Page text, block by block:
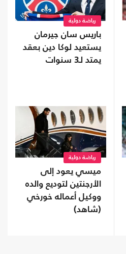
رياضة دولية
باريس سان جيرمان
يستعيد لوكا دين بعقد
يمتد لـ3 سنوات
رياضة دولية
ميسي يعود إلى
الأرجنتين لتوديع والده
ووكيل أعماله خورخي
(شاهد)